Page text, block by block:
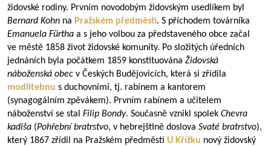
židovské rodiny. Prvním novodobým židovským usedlíkem byl
Bernard Kohn na Pražském předměstí. S příchodem továrníka
Emanuela Fürtha a s jeho volbou za představeného obce začal
ve městě 1858 život židovské komunity. Po složitých úředních
jednáních byla počátkem 1859 konstituována Židovská
náboženská obec v Českých Budějovicích, která si zřídila
modlitebnu s duchovními, tj. rabínem a kantorem
(synagogálním zpěvákem). Prvním rabínem a učitelem
náboženství se stal Filip Bondy. Současně vznikl spolek Chevra
kadiša (Pohřební bratrstvo, v hebrejštině doslova Svaté bratrstvo),
který 1867 zřídil na Pražském předměstí U Křížku nový židovský